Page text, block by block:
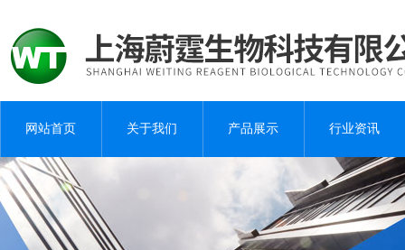
网站首页 关于我们 产品展示 行业资讯